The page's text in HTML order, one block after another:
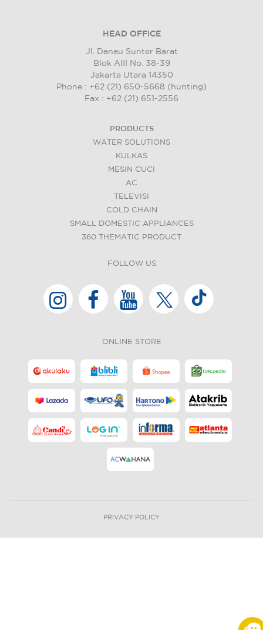
HEAD OFFICE
Jl. Danau Sunter Barat
Blok AIII No. 38-39
Jakarta Utara 14350
Phone : +62 (21) 650-5668 (hunting)
Fax : +62 (21) 651-2556
PRODUCTS
WATER SOLUTIONS
KULKAS
MESIN CUCI
AC
TELEVISI
COLD CHAIN
SMALL DOMESTIC APPLIANCES
360 THEMATIC PRODUCT
FOLLOW US
ONLINE STORE
PRIVACY POLICY